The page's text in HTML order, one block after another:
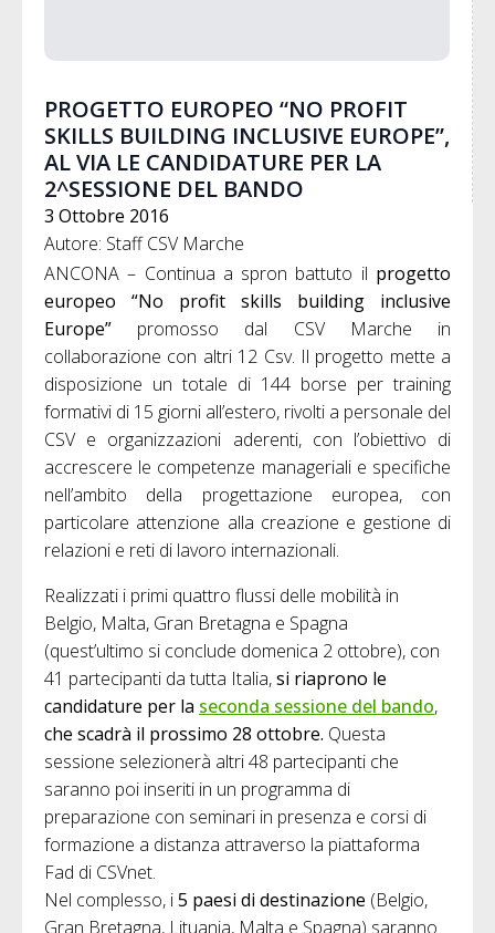
PROGETTO EUROPEO “NO PROFIT
SKILLS BUILDING INCLUSIVE EUROPE”,
AL VIA LE CANDIDATURE PER LA
2^SESSIONE DEL BANDO
3 Ottobre 2016
Autore: Staff CSV Marche
ANCONA – Continua a spron battuto il progetto
europeo “No profit skills building inclusive
Europe” promosso dal CSV Marche in
collaborazione con altri 12 Csv. Il progetto mette a
disposizione un totale di 144 borse per training
formativi di 15 giorni all’estero, rivolti a personale del
CSV e organizzazioni aderenti, con l’obiettivo di
accrescere le competenze manageriali e specifiche
nell’ambito della progettazione europea, con
particolare attenzione alla creazione e gestione di
relazioni e reti di lavoro internazionali.
Realizzati i primi quattro flussi delle mobilità in
Belgio, Malta, Gran Bretagna e Spagna
(quest’ultimo si conclude domenica 2 ottobre), con
41 partecipanti da tutta Italia,si riaprono le
candidature per la seconda sessione del bando,
che scadrà il prossimo 28 ottobre. Questa
sessione selezionerà altri 48 partecipanti che
saranno poi inseriti in un programma di
preparazione con seminari in presenza e corsi di
formazione a distanza attraverso la piattaforma
Fad di CSVnet.
Nel complesso, i5 paesi di destinazione (Belgio,
Gran Bretagna, Lituania, Malta e Spagna) saranno